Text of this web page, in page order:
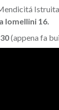
lomellini 16.
(appena fa